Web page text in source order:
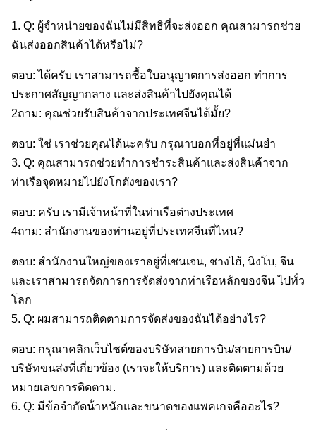
1. Q: ผู้จําหน่ายของฉันไม่มีสิทธิที่จะส่งออก คุณสามารถช่วย
ฉันส่งออกสินค้าได้หรือไม่?
ตอบ: ได้ครับ เราสามารถซื้อใบอนุญาตการส่งออก ทําการ
ประกาศสัญญากลาง และส่งสินค้าไปยังคุณได้
2ถาม: คุณช่วยรับสินค้าจากประเทศจีนได้มั้ย?
ตอบ: ใช่ เราช่วยคุณได้นะครับ กรุณาบอกที่อยู่ที่แม่นยํา
3. Q: คุณสามารถช่วยทําการชําระสินค้าและส่งสินค้าจาก
ท่าเรือจุดหมายไปยังโกดังของเรา?
ตอบ: ครับ เรามีเจ้าหน้าที่ในท่าเรือต่างประเทศ
4ถาม: สํานักงานของท่านอยู่ที่ประเทศจีนที่ไหน?
ตอบ: สํานักงานใหญ่ของเราอยู่ที่เชนเจน, ชางไฮ้, นิงโบ, จีน
และเราสามารถจัดการการจัดส่งจากท่าเรือหลักของจีน ไปทั่ว
โลก
5. Q: ผมสามารถติดตามการจัดส่งของฉันได้อย่างไร?
ตอบ: กรุณาคลิกเว็บไซต์ของบริษัทสายการบิน/สายการบิน/
บริษัทขนส่งที่เกี่ยวข้อง (เราจะให้บริการ) และติดตามด้วย
หมายเลขการติดตาม.
6. Q: มีข้อจํากัดน้ําหนักและขนาดของแพคเกจคืออะไร?